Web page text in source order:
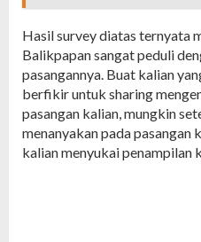
Hasil survey diatas ternyata
Balikpapan sangat peduli
pasangannya. Buat kalian
berfikir untuk sharing
pasangan kalian, mungkin
menanyakan pada pasangan
kalian menyukai penampilan